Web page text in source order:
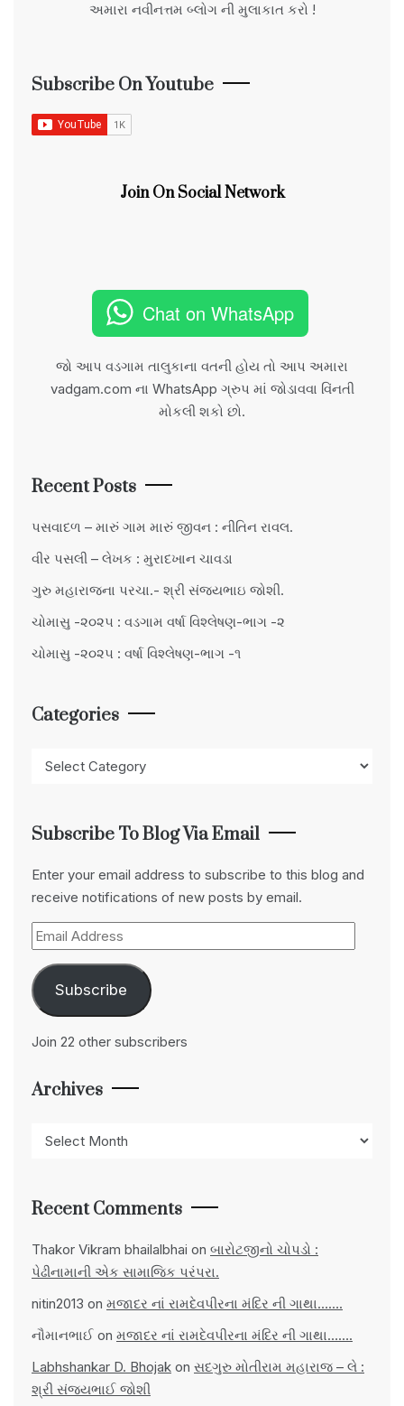
અમારા નવીનત્તમ બ્લોગ ની મુલાકાત કરો !
Subscribe On Youtube
Join On Social Network
Chat on WhatsApp
જો આપ વડગામ તાલુકાના વતની હોય તો આપ અમારા
vadgam.com ના WhatsApp ગ્રુપ માં જોડાવવા વિંનતી
મોકલી શકો છો.
Recent Posts
પસવાદળ – મારું ગામ મારું જીવન : નીતિન રાવલ.
વીર પસલી – લેખક : મુરાદખાન ચાવડા
ગુરુ મહારાજના પરચા.- શ્રી સંજયભાઇ જોશી.
ચોમાસુ -૨૦૨૫ : વડગામ વર્ષા વિશ્લેષણ-ભાગ -૨
ચોમાસુ -૨૦૨૫ : વર્ષા વિશ્લેષણ-ભાગ -૧
Categories
Subscribe To Blog Via Email
Enter your email address to subscribe to this blog and
receive notifications of new posts by email.
Email
Address
Subscribe
Join 22 other subscribers
Archives
Recent Comments
Thakor Vikram bhailalbhai on બારોટજીનો ચોપડો :
પેઢીનામાની એક સામાજિક પરંપરા.
nitin2013 on મજાદર નાં રામદેવપીરના મંદિર ની ગાથા…….
નૌમાનભાઈ on મજાદર નાં રામદેવપીરના મંદિર ની ગાથા…….
Labhshankar D. Bhojak on સદગુરુ મોતીરામ મહારાજ – લે :
શ્રી સંજયભાઈ જોશી